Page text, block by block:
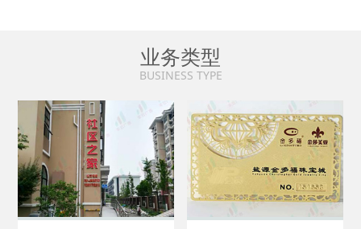
业务类型
BUSINESS TYPE